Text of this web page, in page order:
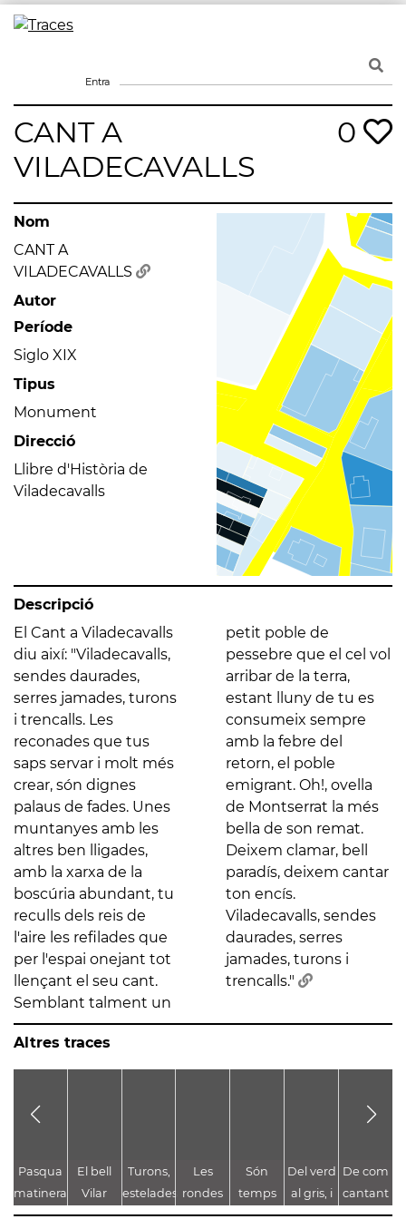
Skip
Entra
CANT A
VILADECAVALLS
0
Nom
CANT A
VILADECAVALLS
Autor
Període
Siglo XIX
Tipus
Monument
Direcció
Llibre d'Història de
Viladecavalls
Descripció
El Cant a Viladecavalls
diu així: "Viladecavalls,
sendes daurades,
serres jamades, turons
i trencalls. Les
reconades que tus
saps servar i molt més
crear, són dignes
palaus de fades. Unes
muntanyes amb les
altres ben lligades,
amb la xarxa de la
boscúria abundant, tu
reculls dels reis de
l'aire les refilades que
per l'espai onejant tot
llençant el seu cant.
Semblant talment un
petit poble de
pessebre que el cel vol
arribar de la terra,
estant lluny de tu es
consumeix sempre
amb la febre del
retorn, el poble
emigrant. Oh!, ovella
de Montserrat la més
bella de son remat.
Deixem clamar, bell
paradís, deixem cantar
ton encís.
Viladecavalls, sendes
daurades, serres
jamades, turons i
trencalls."
Altres traces
Pasqua
matinera
El bell
Vilar
Turons,
estelades
i vies
Les
rondes
del "Vi .. ..
Són
temps
moguts,
Del verd
al gris, i
repassa
De com
cantant
un poble